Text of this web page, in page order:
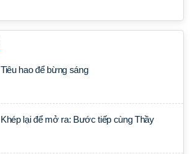
Tiêu hao để bừng sáng
Khép lại để mở ra: Bước tiếp cùng Thầy